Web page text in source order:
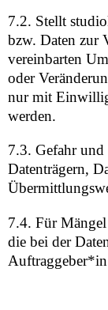
7.2. Stellt
bzw. Daten zur
vereinbarten
oder
nur mit
werden.
7.3. Gefahr und
Datenträgern,
7.4. Für
die bei der